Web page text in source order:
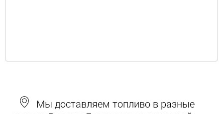
Мы доставляем топливо в разные